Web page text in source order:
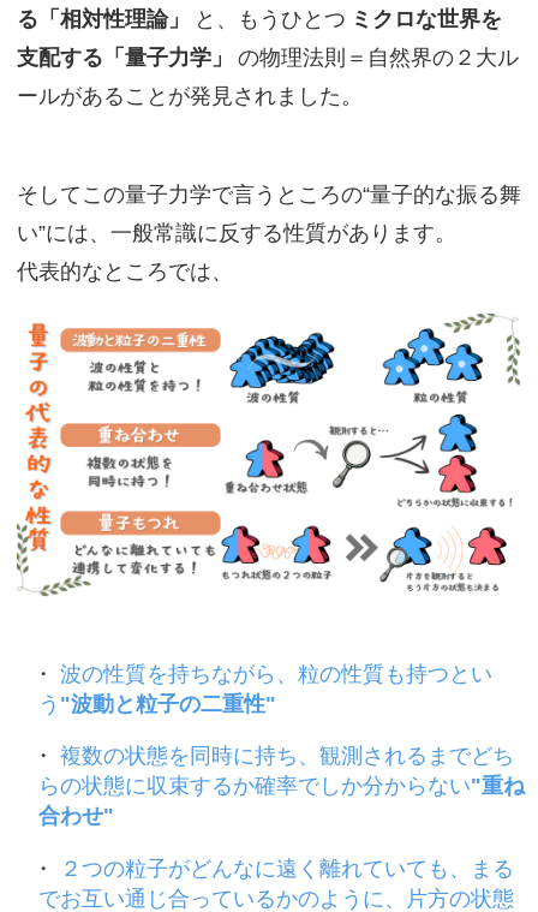
る「相対性理論」 と、もうひとつ ミクロな世界を
支配する「量子力学」
の物理法則＝自然界の２大ル
ールがあることが発見されました。
そしてこの量子力学で言うところの“量子的な振る舞
い”には、一般常識に反する性質があります。
代表的なところでは、
波の性質を持ちながら、粒の性質も持つとい
う "波動と粒子の二重性"
複数の状態を同時に持ち、観測されるまでどち
らの状態に収束するか確率でしか分からない"重ね
合わせ"
２つの粒子がどんなに遠く離れていても、まる
でお互い通じ合っているかのように、片方の状態